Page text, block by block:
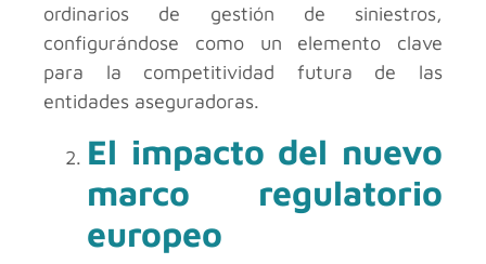
ordinarios de gestión de siniestros,
configurándose como un elemento clave
para la competitividad futura de las
entidades aseguradoras.
El impacto del nuevo
marco regulatorio
europeo